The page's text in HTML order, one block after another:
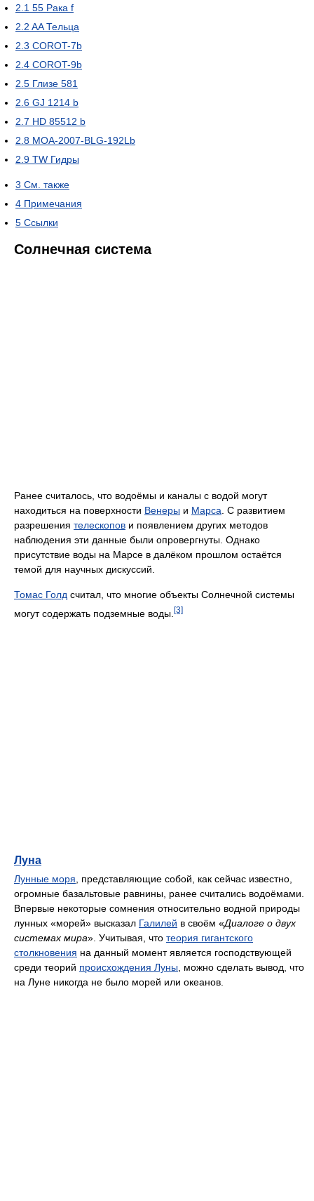
2.1 55 Рака f
2.2 AA Тельца
2.3 COROT-7b
2.4 COROT-9b
2.5 Глизе 581
2.6 GJ 1214 b
2.7 HD 85512 b
2.8 MOA-2007-BLG-192Lb
2.9 TW Гидры
3 См. также
4 Примечания
5 Ссылки
Солнечная система
Ранее считалось, что водоёмы и каналы с водой могут
находиться на поверхности Венеры и Марса. С развитием
разрешения телескопов и появлением других методов
наблюдения эти данные были опровергнуты. Однако
присутствие воды на Марсе в далёком прошлом остаётся
темой для научных дискуссий.
Томас Голд считал, что многие объекты Солнечной системы
могут содержать подземные воды. [3]
Луна
Лунные моря , представляющие собой, как сейчас известно,
огромные базальтовые равнины, ранее считались водоёмами.
Впервые некоторые сомнения относительно водной природы
лунных «морей» высказал Галилей в своём «Диалоге о двух
системах мира». Учитывая, что теория гигантского
столкновения на данный момент является господствующей
среди теорий происхождения Луны , можно сделать вывод, что
на Луне никогда не было морей или океанов.